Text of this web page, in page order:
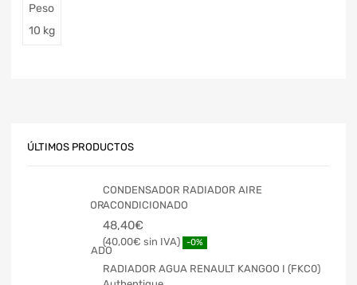
Peso
10 kg
ÚLTIMOS PRODUCTOS
CONDENSADOR RADIADOR AIRE
ACONDICIONADO
48,40€
40,00€ -0%
RADIADOR AGUA RENAULT KANGOO I (FKC0)